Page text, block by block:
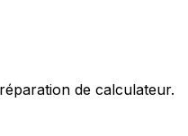
de calculateur.